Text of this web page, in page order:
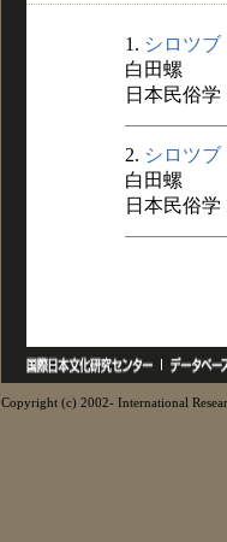
1. シロツブ
白田螺
日本民俗学
2. シロツブ
白田螺
日本民俗学
Copyright (c) 2002- International